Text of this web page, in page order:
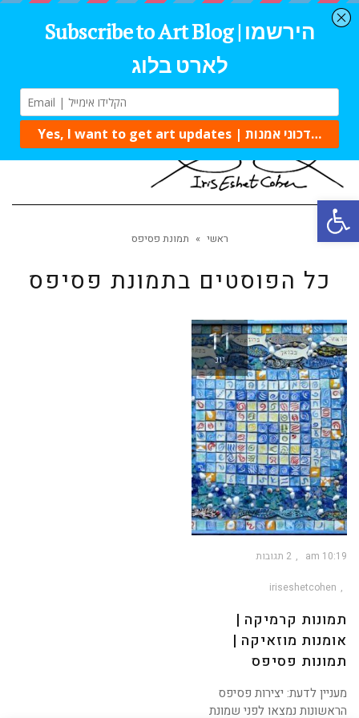
פתח סרגל נגישות
ראשי » תמונת פסיפס
כל הפוסטים בתמונת פסיפס
11
יונ
10:19 am 2 תגובות
iriseshetcohen
תמונות קרמיקה |
אומנות מוזאיקה |
תמונות פסיפס
מעניין לדעת: יצירות פסיפס
הראשונות נמצאו לפני שמונת